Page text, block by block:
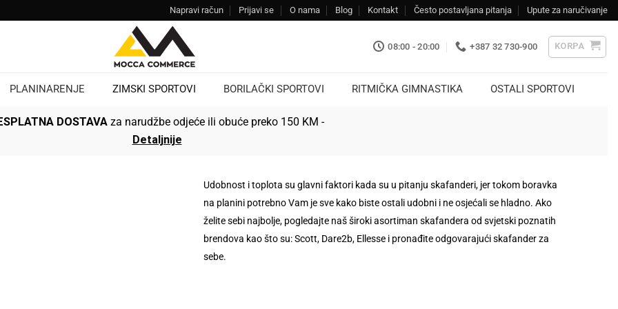
Napravi račun Prijavi se O nama Blog Kontakt Često postavljana pitanja Upute za naručivanje
08:00 - 20:00 +387 32 730-900 KORPA
PLANINARENJE ZIMSKI SPORTOVI BORILAČKI SPORTOVI RITMIČKA GIMNASTIKA OSTALI SPORTOVI
DOSTAVA za narudžbe odjeće ili obuće preko 150 KM -
Detaljnije
Udobnost i toplota su glavni faktori kada su u pitanju skafanderi, jer tokom boravka
na planini potrebno Vam je sve kako biste ostali udobni i ne osjećali se hladno. Ako
želite sebi najbolje, pogledajte naš široki asortiman skafandera od svjetski poznatih
brendova kao što su: Scott, Dare2b, Ellesse i pronađite odgovarajući skafander za
sebe.